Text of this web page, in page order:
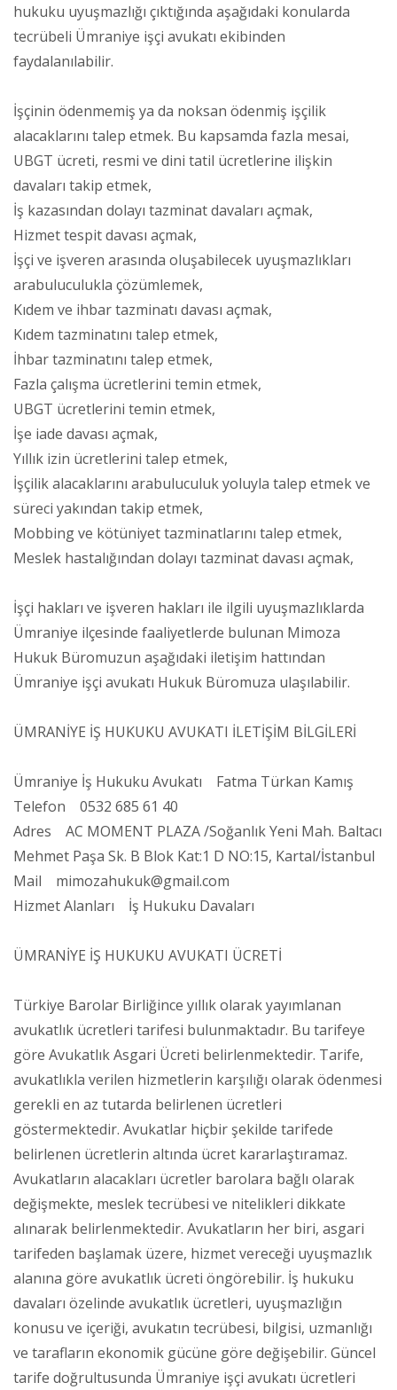
hukuku uyuşmazlığı çıktığında aşağıdaki konularda
tecrübeli Ümraniye işçi avukatı ekibinden
faydalanılabilir.
İşçinin ödenmemiş ya da noksan ödenmiş işçilik
alacaklarını talep etmek. Bu kapsamda fazla mesai,
UBGT ücreti, resmi ve dini tatil ücretlerine ilişkin
davaları takip etmek,
İş kazasından dolayı tazminat davaları açmak,
Hizmet tespit davası açmak,
İşçi ve işveren arasında oluşabilecek uyuşmazlıkları
arabuluculukla çözümlemek,
Kıdem ve ihbar tazminatı davası açmak,
Kıdem tazminatını talep etmek,
İhbar tazminatını talep etmek,
Fazla çalışma ücretlerini temin etmek,
UBGT ücretlerini temin etmek,
İşe iade davası açmak,
Yıllık izin ücretlerini talep etmek,
İşçilik alacaklarını arabuluculuk yoluyla talep etmek ve
süreci yakından takip etmek,
Mobbing ve kötüniyet tazminatlarını talep etmek,
Meslek hastalığından dolayı tazminat davası açmak,
İşçi hakları ve işveren hakları ile ilgili uyuşmazlıklarda
Ümraniye ilçesinde faaliyetlerde bulunan Mimoza
Hukuk Büromuzun aşağıdaki iletişim hattından
Ümraniye işçi avukatı Hukuk Büromuza ulaşılabilir.
ÜMRANİYE İŞ HUKUKU AVUKATI İLETİŞİM BİLGİLERİ
Ümraniye İş Hukuku Avukatı Fatma Türkan Kamış
Telefon 0532 685 61 40
Adres AC MOMENT PLAZA /Soğanlık Yeni Mah. Baltacı
Mehmet Paşa Sk. B Blok Kat:1 D NO:15, Kartal/İstanbul
Mail mimozahukuk@gmail.com
Hizmet Alanları İş Hukuku Davaları
ÜMRANİYE İŞ HUKUKU AVUKATI ÜCRETİ
Türkiye Barolar Birliğince yıllık olarak yayımlanan
avukatlık ücretleri tarifesi bulunmaktadır. Bu tarifeye
göre Avukatlık Asgari Ücreti belirlenmektedir. Tarife,
avukatlıkla verilen hizmetlerin karşılığı olarak ödenmesi
gerekli en az tutarda belirlenen ücretleri
göstermektedir. Avukatlar hiçbir şekilde tarifede
belirlenen ücretlerin altında ücret kararlaştıramaz.
Avukatların alacakları ücretler barolara bağlı olarak
değişmekte, meslek tecrübesi ve nitelikleri dikkate
alınarak belirlenmektedir. Avukatların her biri, asgari
tarifeden başlamak üzere, hizmet vereceği uyuşmazlık
alanına göre avukatlık ücreti öngörebilir. İş hukuku
davaları özelinde avukatlık ücretleri, uyuşmazlığın
konusu ve içeriği, avukatın tecrübesi, bilgisi, uzmanlığı
ve tarafların ekonomik gücüne göre değişebilir. Güncel
tarife doğrultusunda Ümraniye işçi avukatı ücretleri